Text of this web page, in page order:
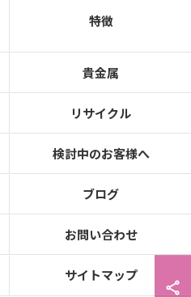
特徴
貴金属
リサイクル
検討中のお客様へ
ブログ
お問い合わせ
サイトマップ